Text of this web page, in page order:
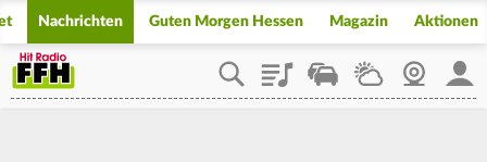
Nachrichten Guten Morgen Hessen Magazin Aktionen
PlaylistStaupilotWetterWebcam